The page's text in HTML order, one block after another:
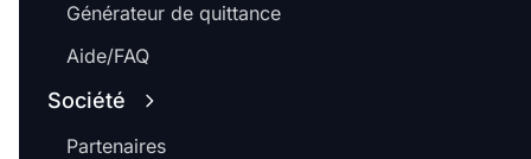
Générateur de quittance
Aide/FAQ
Société
Partenaires